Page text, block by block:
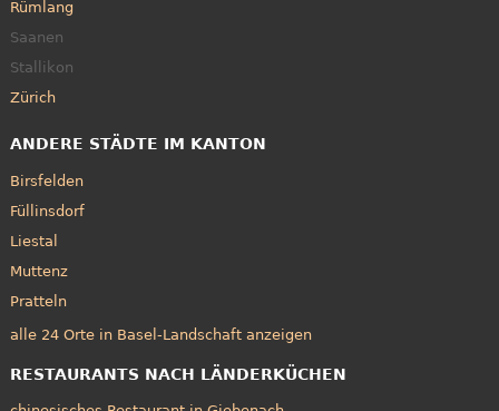
Rümlang
Saanen
Stallikon
Zürich
ANDERE STÄDTE IM KANTON
Birsfelden
Füllinsdorf
Liestal
Muttenz
Pratteln
alle 24 Orte in Basel-Landschaft anzeigen
RESTAURANTS NACH LÄNDERKÜCHEN